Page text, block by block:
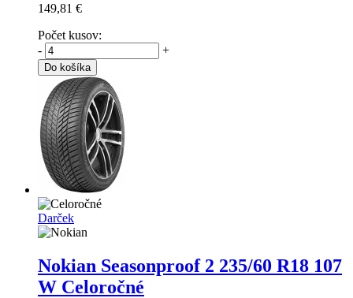
149,81 €
Počet kusov:
-
+
Do košíka
Darček
Nokian Seasonproof 2 235/60 R18 107
W Celoročné